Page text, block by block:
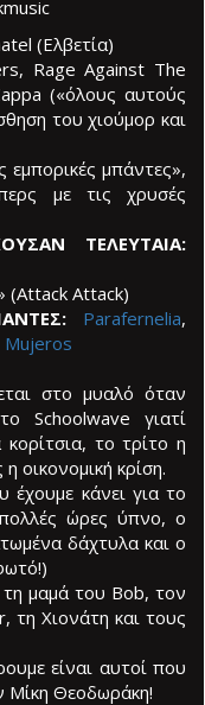
(Ελβετία)
Rage Against The
(«όλους αυτούς
του χιούμορ και
εμπορικές μπάντες»,
με τις χρυσές
ΤΕΛΕΥΤΑΙΑ:
(Attack Attack)
Parafernelia,
Mujeros
στο μυαλό όταν
Schoolwave γιατί
το τρίτο η
οικονομική κρίση.
έχουμε κάνει για το
ώρες ύπνο, ο
δάχτυλα και ο
μαμά του Bob, τον
τη Χιονάτη και τους
είναι αυτοί που
Μίκη Θεοδωράκη!